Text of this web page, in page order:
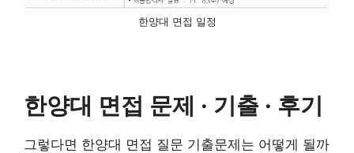
한양대 면접 일정
한양대 면접 문제 · 기출 · 후기
그렇다면 한양대 면접 질문 기출문제는 어떻게 될까